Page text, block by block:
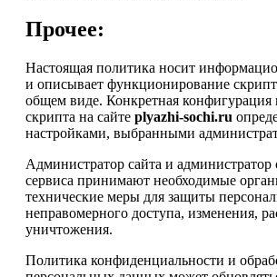
Прочее:
Настоящая политика носит
и описывает функционирование
общем виде. Конкретная конфигурация
скрипта на сайте plyazhi-sochi.ru
настройками, выбранными
Администратор сайта и администратор
сервиса принимают необходимые
технические меры для защиты
неправомерного доступа, изменения,
уничтожения.
Политика конфиденциальности и